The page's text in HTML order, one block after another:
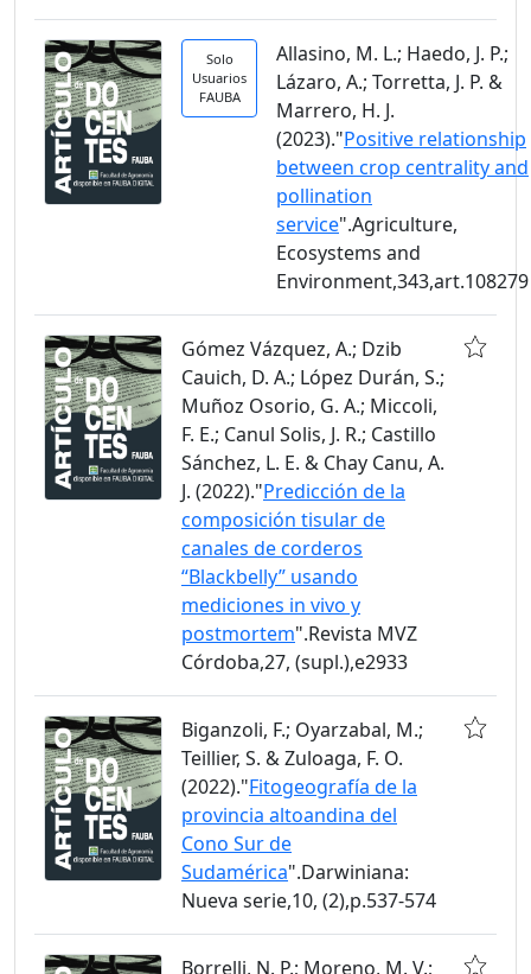
Solo
Usuarios
FAUBA
Allasino, M. L.; Haedo, J. P.;
Lázaro, A.; Torretta, J. P. &
Marrero, H. J.
(2023)."Positive relationship
between crop centrality and
pollination
service".Agriculture,
Ecosystems and
Environment,343,art.108279
Gómez Vázquez, A.; Dzib
Cauich, D. A.; López Durán, S.;
Muñoz Osorio, G. A.; Miccoli,
F. E.; Canul Solis, J. R.; Castillo
Sánchez, L. E. & Chay Canu, A.
J. (2022)."Predicción de la
composición tisular de
canales de corderos
“Blackbelly” usando
mediciones in vivo y
postmortem".Revista MVZ
Córdoba,27, (supl.),e2933
Biganzoli, F.; Oyarzabal, M.;
Teillier, S. & Zuloaga, F. O.
(2022)."Fitogeografía de la
provincia altoandina del
Cono Sur de
Sudamérica".Darwiniana:
Nueva serie,10, (2),p.537-574
Borrelli, N. P.; Moreno, M. V.;